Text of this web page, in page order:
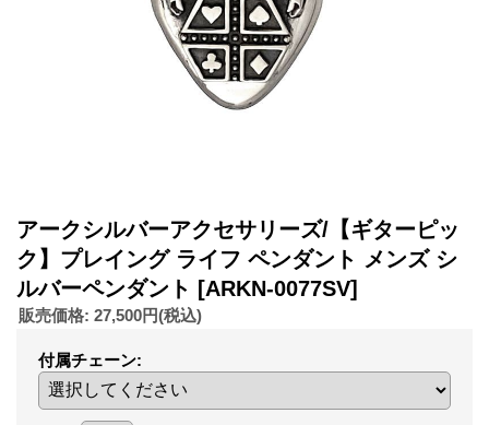
アークシルバーアクセサリーズ/【ギターピッ
ク】プレイング ライフ ペンダント メンズ シ
ルバーペンダント [ARKN-0077SV]
販売価格: 27,500円(税込)
付属チェーン: